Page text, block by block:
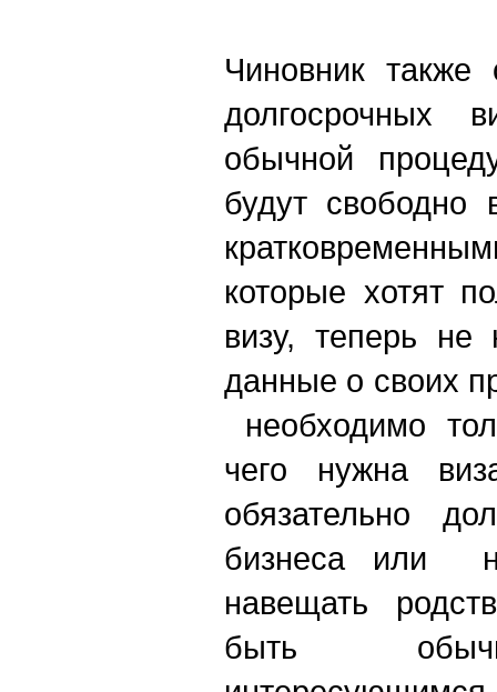
Чиновник также
обычной
будут свободно
которые хотят
визу, теперь не
данные о своих
необходимо
чего нужна
обязательно
бизнеса или
навещать
быть